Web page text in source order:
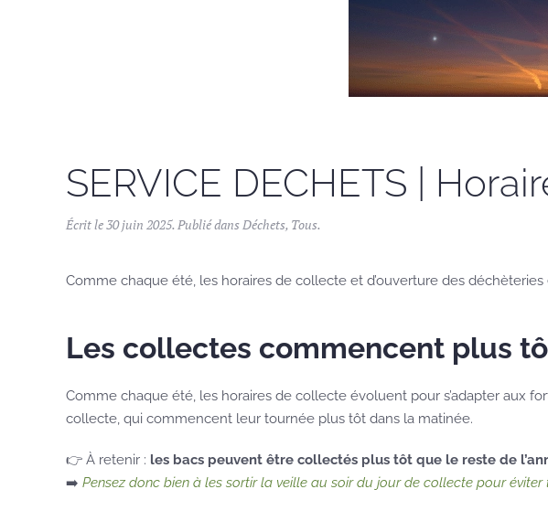
SERVICE DECHETS |
Écrit le30 juin 2025. Publié dansDéchets, Tous.
Comme chaque été, les horaires de collecte et d’ouverture des
Les collectes commencent plus
Comme chaque été, les horaires de collecte évoluent pour s’adapter aux
collecte, qui commencent leur tournée plus tôt dans la matinée.
👉 À retenir : les bacs peuvent être collectés plus tôt que le reste de
➡️ Pensez donc bien à les sortir la veille au soir du jour de collecte pour éviter